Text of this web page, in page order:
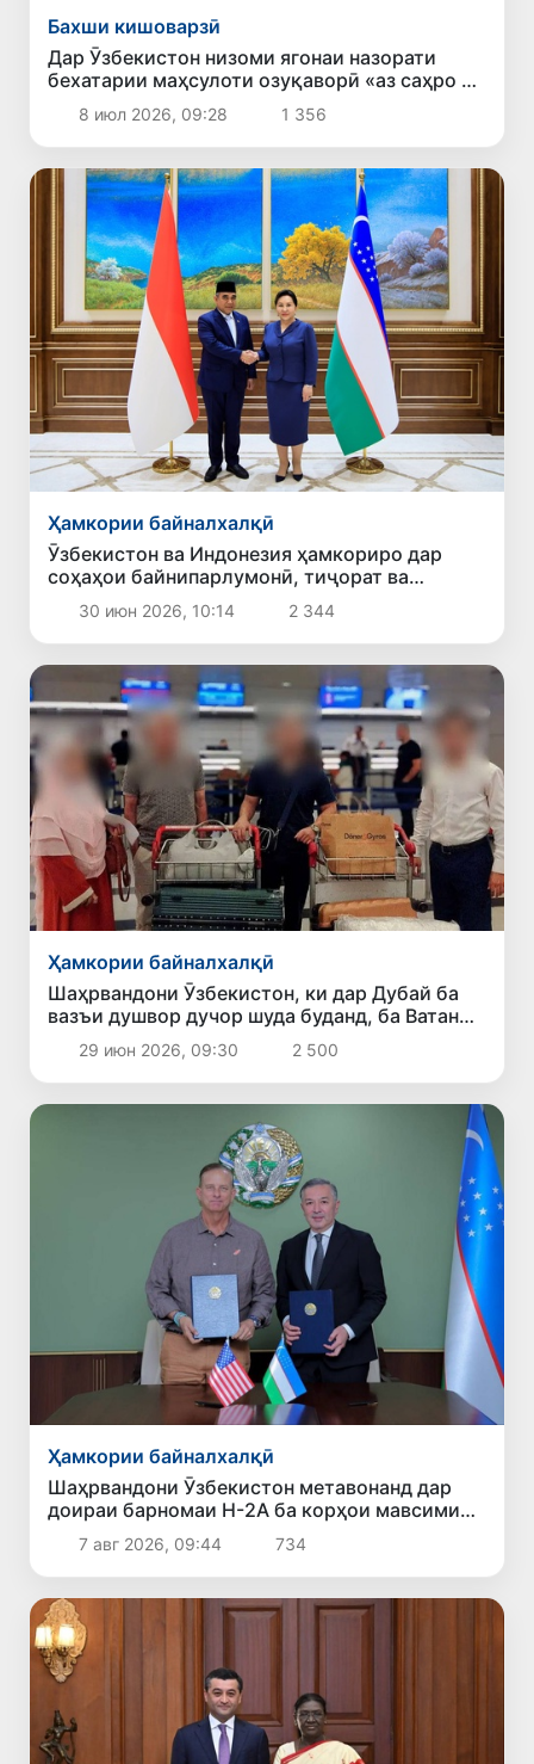
Бахши кишоварзӣ
Дар Ӯзбекистон низоми ягонаи назорати
бехатарии маҳсулоти озуқаворӣ «аз саҳро то
дастархон» ҷорӣ карда мешавад
8 июл 2026, 09:28 1 356
Ҳамкории байналхалқӣ
Ӯзбекистон ва Индонезия ҳамкориро дар
соҳаҳои байнипарлумонӣ, тиҷорат ва
башардӯстӣ густариш медиҳанд
30 июн 2026, 10:14 2 344
Ҳамкории байналхалқӣ
Шаҳрвандони Ӯзбекистон, ки дар Дубай ба
вазъи душвор дучор шуда буданд, ба Ватан
баргардонида шуданд
29 июн 2026, 09:30 2 500
Ҳамкории байналхалқӣ
Шаҳрвандони Ӯзбекистон метавонанд дар
доираи барномаи H-2A ба корҳои мавсимии
кишоварзӣ дар ИМА сафарбар шаванд
7 авг 2026, 09:44 734